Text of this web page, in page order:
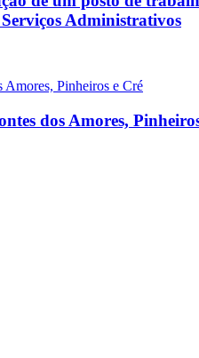
Administrativos
dos Amores,